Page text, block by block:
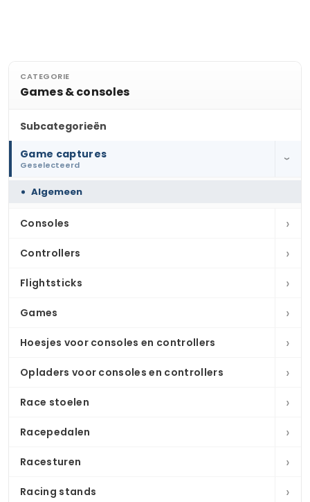
CATEGORIE
Games & consoles
Subcategorieën
Game captures
Geselecteerd
›
Algemeen
Consoles ›
Controllers ›
Flightsticks ›
Games ›
Hoesjes voor consoles en controllers ›
Opladers voor consoles en controllers ›
Race stoelen ›
Racepedalen ›
Racesturen ›
Racing stands ›